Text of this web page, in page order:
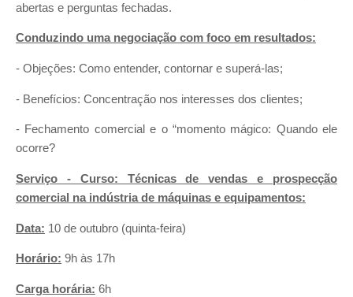
abertas e perguntas fechadas.
Conduzindo uma negociação com foco em resultados:
- Objeções: Como entender, contornar e superá-las;
- Benefícios: Concentração nos interesses dos clientes;
- Fechamento comercial e o “momento mágico: Quando ele
ocorre?
Serviço - Curso: Técnicas de vendas e prospecção
comercial na indústria de máquinas e equipamentos:
Data: 10 de outubro (quinta-feira)
Horário: 9h às 17h
Carga horária: 6h